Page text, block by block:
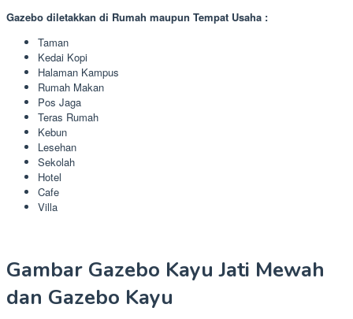
Gazebo diletakkan di Rumah maupun Tempat Usaha :
Taman
Kedai Kopi
Halaman Kampus
Rumah Makan
Pos Jaga
Teras Rumah
Kebun
Lesehan
Sekolah
Hotel
Cafe
Villa
Gambar Gazebo Kayu Jati Mewah
dan Gazebo Kayu